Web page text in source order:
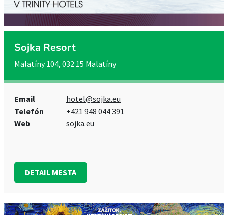
Sojka Resort
Malatíny 104, 032 15 Malatíny
Email
hotel@sojka.eu
Telefón
+421 948 044 391
Web
sojka.eu
DETAIL MESTA